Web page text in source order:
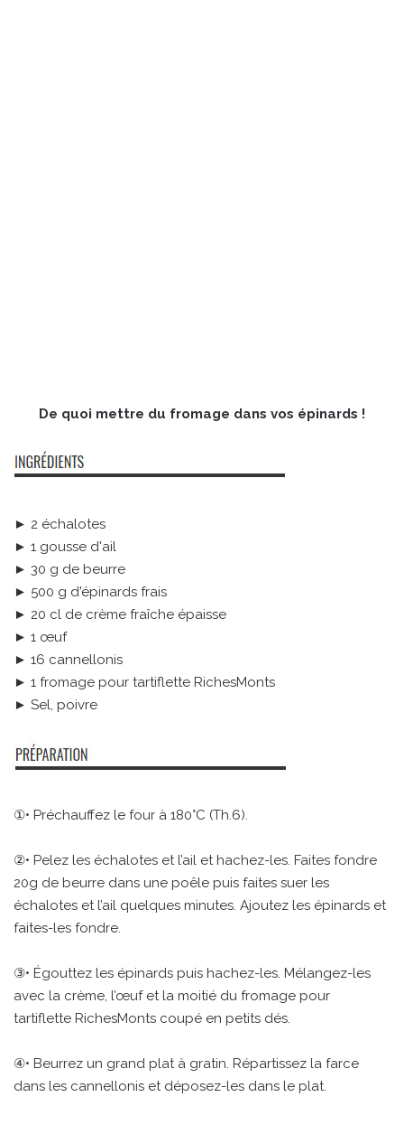
De quoi mettre du fromage dans vos épinards !
► 2 échalotes
► 1 gousse d'ail
► 30 g de beurre
► 500 g d'épinards frais
► 20 cl de crème fraîche épaisse
► 1 œuf
► 16 cannellonis
► 1 fromage pour tartiflette RichesMonts
► Sel, poivre
①• Préchauffez le four à 180°C (Th.6).
②• Pelez les échalotes et l’ail et hachez-les. Faites fondre
20g de beurre dans une poêle puis faites suer les
échalotes et l’ail quelques minutes. Ajoutez les épinards et
faites-les fondre.
③• Égouttez les épinards puis hachez-les. Mélangez-les
avec la crème, l’œuf et la moitié du fromage pour
tartiflette RichesMonts coupé en petits dés.
④• Beurrez un grand plat à gratin. Répartissez la farce
dans les cannellonis et déposez-les dans le plat.